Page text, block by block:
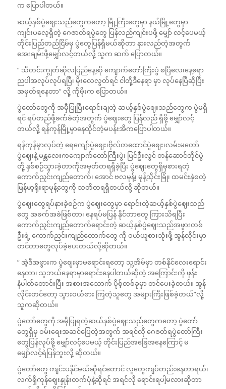
က ပြောပါတယ်။
ဆယ့်နှစ်ပွဲဈေးသည်တွေကတော့ မြို့ကြီးတွေမှာ နယ်မြို့တွေမှာ
ကျင်းပလေ့ရှိတဲ့ ဂေဇာတ်ရပွဲတွေ ပြန်လည်ကျင်းပဖို့ မျှော် လင့်ပေမယ့်
တိုင်းပြည်တည်ငြိမ်မှ ပွဲတွေပြန်ရှိမယ်ဆိုတာ နားလည်တဲ့အတွက်
အေးချမ်းဖို့မျှော်လင့်တယ်လို့ သူက ဆက် ပြောတယ်။
” သီတင်းကျွတ်ဆိုလပြည်နေ့ဆို ကျောက်တော်ကြီးပွဲ စပြီလေ၊နေ့‌ရော
ညပါအလုပ်လုပ်ရပြီ၊ မိုးလေလွတ်ရင် ငါတို့ဒီနေရာ မှာ လုပ်နေပြီဆိုပြီး
အမှတ်ရနေတာ” လို့ ကိုမိုးက ပြောတယ်။
ပွဲတော်တွေကို အမှီပြုပြီးရောင်းချတဲ့ ဆယ့်နှစ်ပွဲဈေးသည်တွေက ပွဲမရှိ
ရင် ရပ်တည်ဖို့ခက်ခဲတဲ့အတွက် ပွဲဈေးတွေ ပြန်လည် ရှိဖို့ မျှော်လင့်
တယ်လို့ ရန်ကုန်မြို့မှာနေထိုင်တဲ့မပန်းအိကပြောပါတယ်။
ရန်ကုန်မှာလုပ်တဲ့ ရေကျော်ပွဲဈေး၊ဗိုလ်တထောင်ပွဲဈေး၊လမ်းမတော်
ပွဲဈေးနဲ့ မန္တလေးကကျောက်တော်ကြီးပွဲ၊ ပြင်ဦးလွင် တန်ဆောင်တိုင်ပွဲ
တို့ နှစ်စဉ်သွားခဲ့တာကိုအမှတ်တရရှိခဲ့ပြီး ပွဲဈေးတွေရှိမှစားရတဲ့
ကောက်ညှင်းကျည်တောက်၊ အောင် ဗလမုန့်၊ မုန့်သိုင်းခြုံ၊ ထမင်းနှဲစတဲ့
မြန်မာ့ရိုးရာမုန့်တွေကို သတိတရရှိတယ်လို့ ဆိုတယ်။
ပွဲဈေးတွေရပ်နားခဲ့စဉ်က ပွဲဈေးတွေမှာ ရောင်းတဲ့ဆယ့်နှစ်ပွဲဈေးသည်
တွေ အခက်အခဲဖြစ်တာ၊ နေရပ်မပြန် နိုင်တာတွေ ကြားသိရပြီး
ကောက်ညှင်းကျည်တောက်‌ရောင်းတဲ့ ဆယ့်နှစ်ပွဲဈေးသည်အဖွားတစ်
ဦးရဲ့ ကောက်ညှင်းကျည်တောက်တွေ ကို ဝယ်ယူစားသုံးဖို့ အွန်လိုင်းမှာ
တင်တာတွေလုပ်ခဲ့ပေးတယ်လို့ဆိုတယ်။
” အဲ့ဒီအဖွားက ပွဲဈေးမှာမရောင်းရတော့ သူ့အိမ်မှာ တစ်နိုင်လေးရောင်း
နေတာ၊ သူဘယ်နေရာမှာရောင်းနေပါတယ်ဆိုတဲ့ အကြောင်းကို ဖုန်း
နံပါတ်တောင်းပြီး အစားအသောက် ပိုစ့်တစ်ခုမှာ တင်ပေးခဲ့တယ်။ အွန်
လိုင်းတင်တော့ သွားဝယ်စား ကြတဲ့သူတွေ အများကြီးဖြစ်ခဲ့တယ်”လို့
သူကဆိုတယ်။
ပွဲတော်တွေကို အမှီပြုရတဲ့ဆယ်နှစ်ပွဲဈေးသည်တွေကတော့ ပွဲတော်
တွေရှိမှ ဝမ်းရေးအဆင်ပြေတဲ့အတွက် အရင်လို ဂေဇတ်ရပွဲတော်ကြီး
တွေပြန်လုပ်ဖို့ မျှော်လင့်ပေမယ့် တိုင်းပြည်အခြေအနေကြောင့် မ
မျှော်လင့်ရဲပြန်ဘူးလို့ ဆိုတယ်။
ပွဲတော်တွေ ကျင်းပနိုင်မယ်ဆိုရင်တောင် လူတွေကျပ်တည်းနေတာရယ်၊
လက်ရှိကုန်ဈေးနှုန်းတက်ပုံနဲ့ဆိုရင် အရင်လို ရောင်းရပါ့မလားဆိုတာ